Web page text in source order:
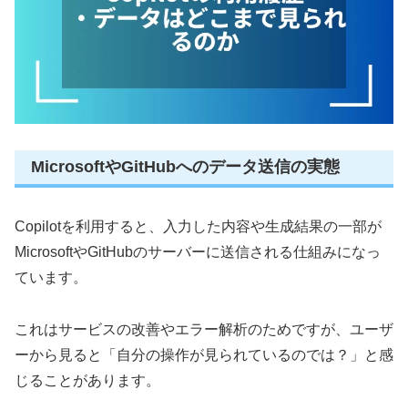
MicrosoftやGitHubへのデータ送信の実態
Copilotを利用すると、入力した内容や生成結果の一部が
MicrosoftやGitHubのサーバーに送信される仕組みになっ
ています。
これはサービスの改善やエラー解析のためですが、ユーザ
ーから見ると「自分の操作が見られているのでは？」と感
じることがあります。